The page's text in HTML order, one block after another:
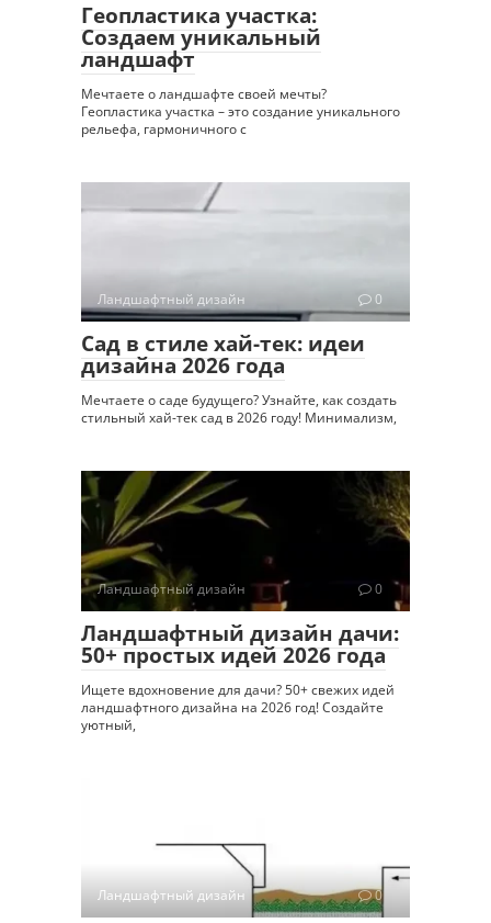
Геопластика участка:
Создаем уникальный
ландшафт
Мечтаете о ландшафте своей мечты?
Геопластика участка – это создание уникального
рельефа, гармоничного с
Ландшафтный дизайн 0
Сад в стиле хай-тек: идеи
дизайна 2026 года
Мечтаете о саде будущего? Узнайте, как создать
стильный хай-тек сад в 2026 году! Минимализм,
Ландшафтный дизайн 0
Ландшафтный дизайн дачи:
50+ простых идей 2026 года
Ищете вдохновение для дачи? 50+ свежих идей
ландшафтного дизайна на 2026 год! Создайте
уютный,
Ландшафтный дизайн 0